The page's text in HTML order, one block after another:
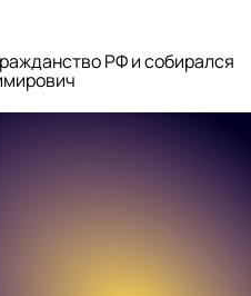
РФ и собирался